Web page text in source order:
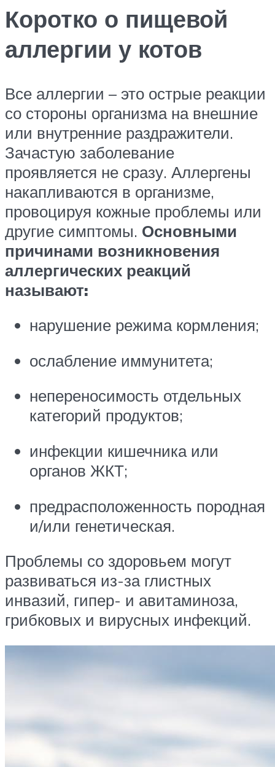
Коротко о пищевой
аллергии у котов
Все аллергии – это острые реакции
со стороны организма на внешние
или внутренние раздражители.
Зачастую заболевание
проявляется не сразу. Аллергены
накапливаются в организме,
провоцируя кожные проблемы или
другие симптомы. Основными
причинами возникновения
аллергических реакций
называют:
нарушение режима кормления;
ослабление иммунитета;
непереносимость отдельных
категорий продуктов;
инфекции кишечника или
органов ЖКТ;
предрасположенность породная
и/или генетическая.
Проблемы со здоровьем могут
развиваться из-за глистных
инвазий, гипер- и авитаминоза,
грибковых и вирусных инфекций.